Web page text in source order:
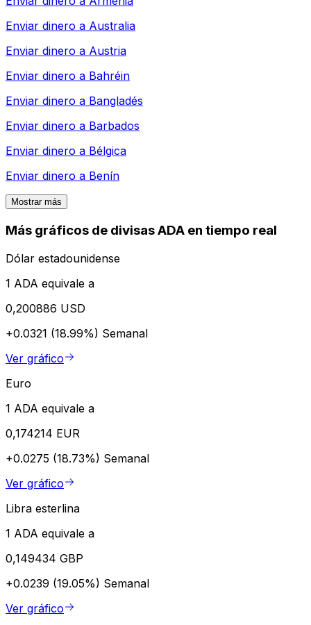
Enviar dinero a Australia
Enviar dinero a Austria
Enviar dinero a Bahréin
Enviar dinero a Bangladés
Enviar dinero a Barbados
Enviar dinero a Bélgica
Enviar dinero a Benín
Mostrar más
Más gráficos de divisas ADA en tiempo real
Dólar estadounidense
1 ADA equivale a
0,200886 USD
+0.0321 (18.99%) Semanal
Ver gráfico
Euro
1 ADA equivale a
0,174214 EUR
+0.0275 (18.73%) Semanal
Ver gráfico
Libra esterlina
1 ADA equivale a
0,149434 GBP
+0.0239 (19.05%) Semanal
Ver gráfico